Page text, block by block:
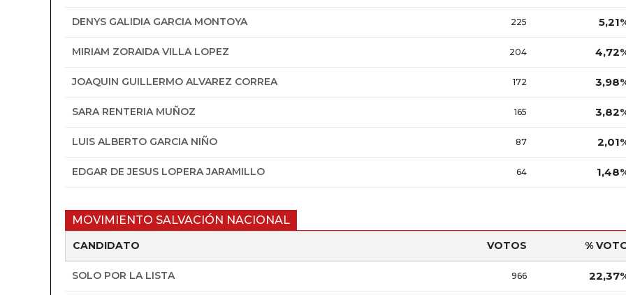
DENYS GALIDIA GARCIA MONTOYA 225
MIRIAM ZORAIDA VILLA LOPEZ 204
JOAQUIN GUILLERMO ALVAREZ CORREA 172
SARA RENTERIA MUÑOZ 165
LUIS ALBERTO GARCIA NIÑO 87
EDGAR DE JESUS LOPERA JARAMILLO 64
MOVIMIENTO SALVACIÓN NACIONAL
CANDIDATO VOTOS %
SOLO POR LA LISTA 966